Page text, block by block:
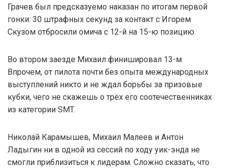
Грачев был предсказуемо наказан по итогам первой
гонки: 30 штрафных секунд за контакт с Игорем
Скузом отбросили омича с 12-й на 15-ю позицию.
Во втором заезде Михаил финишировал 13-м.
Впрочем, от пилота почти без опыта международных
выступлений никто и не ждал борьбы за призовые
кубки, чего не скажешь о трёх его соотечественниках
из категории SMT.
Николай Карамышев, Михаил Малеев и Антон
Ладыгин ни в одной из сессий по ходу уик-энда не
смогли приблизиться к лидерам. Сложно сказать, что